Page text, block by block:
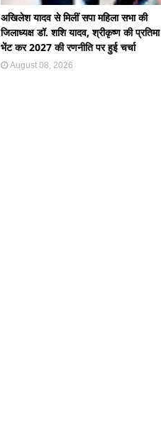
अखिलेश यादव से मिलीं सपा महिला सभा की
जिलाध्यक्ष डॉ. शशि यादव, श्रीकृष्ण की प्रतिमा
भेंट कर 2027 की रणनीति पर हुई चर्चा
August 08, 2026